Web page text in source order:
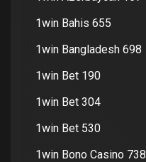
1win Bahis 655
1win Bangladesh 698
1win Bet 190
1win Bet 304
1win Bet 530
1win Bono Casino 738